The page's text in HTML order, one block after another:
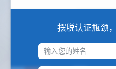
摆脱认证瓶颈
输入您的姓名